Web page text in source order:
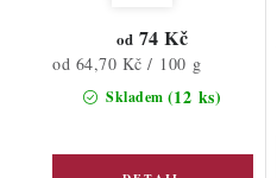
Skladem (12 ks)
od 74 Kč
Měrná
cena:
od 64,70 Kč / 100 g